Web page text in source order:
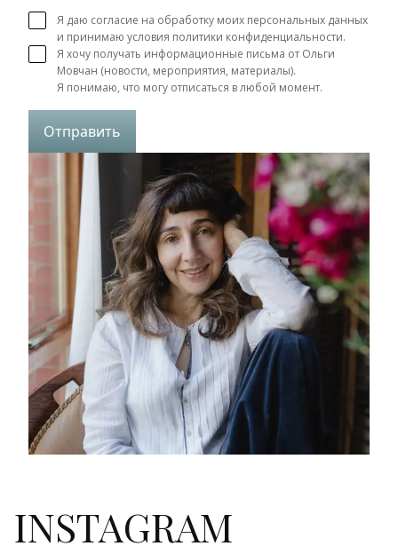
Я даю согласие на обработку моих персональных данных
и принимаю условия политики конфиденциальности.
Я хочу получать информационные письма от Ольги
Мовчан (новости, мероприятия, материалы).
Я понимаю, что могу отписаться в любой момент.
Отправить
INSTAGRAM